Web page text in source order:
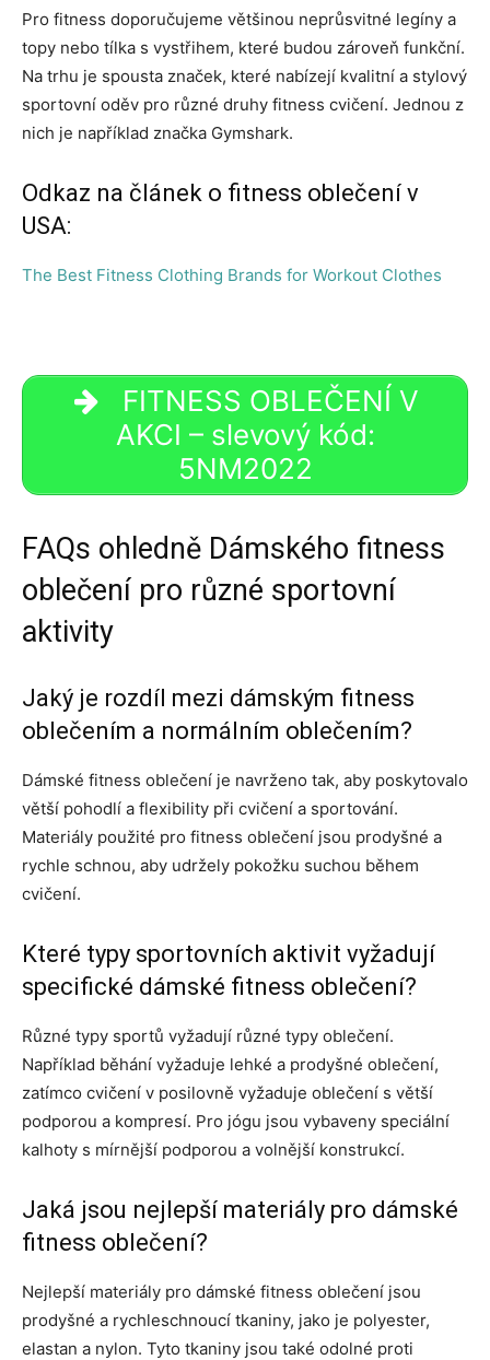
Pro fitness doporučujeme většinou neprůsvitné legíny a
topy nebo tílka s vystřihem, které budou zároveň funkční.
Na trhu je spousta značek, které nabízejí kvalitní a stylový
sportovní oděv pro různé druhy fitness cvičení. Jednou z
nich je například značka Gymshark.
Odkaz na článek o fitness oblečení v
USA:
The Best Fitness Clothing Brands for Workout Clothes
FITNESS OBLEČENÍ V
AKCI – slevový kód:
5NM2022
FAQs ohledně Dámského fitness
oblečení pro různé sportovní
aktivity
Jaký je rozdíl mezi dámským fitness
oblečením a normálním oblečením?
Dámské fitness oblečení je navrženo tak, aby poskytovalo
větší pohodlí a flexibility při cvičení a sportování.
Materiály použité pro fitness oblečení jsou prodyšné a
rychle schnou, aby udržely pokožku suchou během
cvičení.
Které typy sportovních aktivit vyžadují
specifické dámské fitness oblečení?
Různé typy sportů vyžadují různé typy oblečení.
Například běhání vyžaduje lehké a prodyšné oblečení,
zatímco cvičení v posilovně vyžaduje oblečení s větší
podporou a kompresí. Pro jógu jsou vybaveny speciální
kalhoty s mírnější podporou a volnější konstrukcí.
Jaká jsou nejlepší materiály pro dámské
fitness oblečení?
Nejlepší materiály pro dámské fitness oblečení jsou
prodyšné a rychleschnoucí tkaniny, jako je polyester,
elastan a nylon. Tyto tkaniny jsou také odolné proti